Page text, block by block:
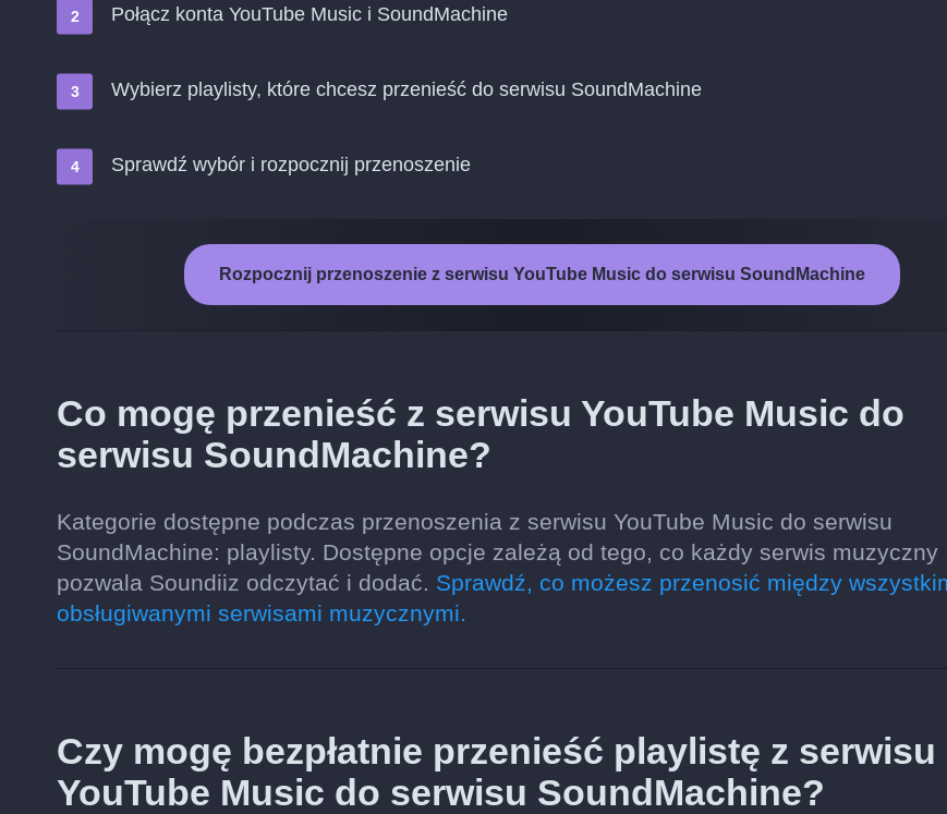
Połącz konta YouTube Music i SoundMachine
Wybierz playlisty, które chcesz przenieść do serwisu SoundMachine
Sprawdź wybór i rozpocznij przenoszenie
Rozpocznij przenoszenie z serwisu YouTube Music do serwisu SoundMachine
Co mogę przenieść z serwisu YouTube Music do
serwisu SoundMachine?
Kategorie dostępne podczas przenoszenia z serwisu YouTube Music do serwisu
SoundMachine: playlisty. Dostępne opcje zależą od tego, co każdy serwis muzyczny
pozwala Soundiiz odczytać i dodać. Sprawdź, co możesz przenosić między
obsługiwanymi serwisami muzycznymi.
Czy mogę bezpłatnie przenieść playlistę z serwisu
YouTube Music do serwisu SoundMachine?